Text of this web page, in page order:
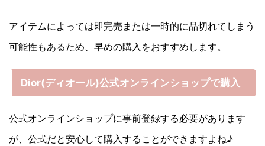
アイテムによっては即完売または一時的に品切れてしまう
可能性もあるため、早めの購入をおすすめします。
Dior(ディオール)公式オンラインショップで購入
公式オンラインショップに事前登録する必要があります
が、公式だと安心して購入することができますよね♪